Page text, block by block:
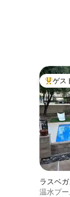
大好評
ゲス
ラスベ
温水プ